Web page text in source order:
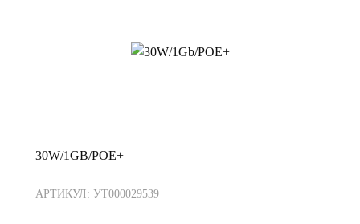
30W/1GB/POE+
АРТИКУЛ: УТ000029539